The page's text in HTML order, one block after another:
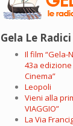
Gela Le
Il film “Gela-
43a edizione
Cinema”
Leopoli
Vieni alla
VIAGGIO”
La Via